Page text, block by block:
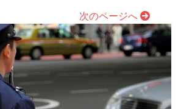
次のページへ